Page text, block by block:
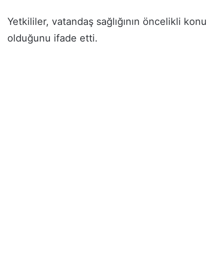
Yetkililer, vatandaş sağlığının öncelikli konu
olduğunu ifade etti.